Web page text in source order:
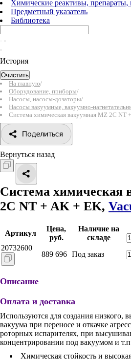
Химические реактивы, препараты,
Предметный указатель
Библиотека
История
Очистить
На главную/
Оборудование, приборы/
Насосы, насосы-дозаторы/
Насосы вакуумные, вакуумно-
Система химическая вакуумная MZ 2C NT
Поделиться
Вернуться назад
Система химическая
2C NT + AK + EK,
Артикул
Цена,
руб.
Наличие на
складе
20732600
889 696 Под заказ
Описание
Оплата и доставка
Используются для создания низкого,
вакуума при переносе и откачке
роторных испарителях, при
концентрировании под вакуумом и
Химическая стойкость и